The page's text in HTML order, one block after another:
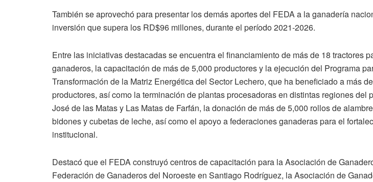
También se aprovechó para presentar los demás aportes del FEDA a la ganadería
inversión que supera los RD$96 millones, durante el período 2021-2026.
Entre las iniciativas destacadas se encuentra el financiamiento de más de 18 tractores
ganaderos, la capacitación de más de 5,000 productores y la ejecución del Programa
Transformación de la Matriz Energética del Sector Lechero, que ha beneficiado a más
productores, así como la terminación de plantas procesadoras en distintas regiones del
José de las Matas y Las Matas de Farfán, la donación de más de 5,000 rollos de
bidones y cubetas de leche, así como el apoyo a federaciones ganaderas para el
institucional.
Destacó que el FEDA construyó centros de capacitación para la Asociación de
Federación de Ganaderos del Noroeste en Santiago Rodríguez, la Asociación de